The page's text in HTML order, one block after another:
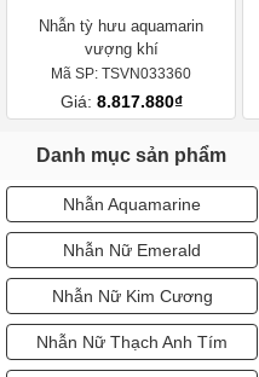
Nhẫn tỳ hưu aquamarin
vượng khí
Mã SP: TSVN033360
Giá: 8.817.880₫
Danh mục sản phẩm
Nhẫn Aquamarine
Nhẫn Nữ Emerald
Nhẫn Nữ Kim Cương
Nhẫn Nữ Thạch Anh Tím